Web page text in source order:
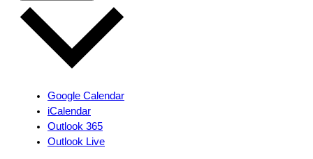
Google Calendar
iCalendar
Outlook 365
Outlook Live